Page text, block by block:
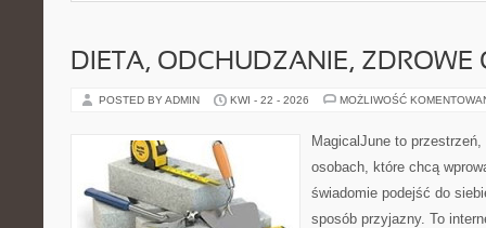
DIETA, ODCHUDZANIE, ZDROWE
POSTED BY ADMIN KWI - 22 - 2026 MOŻLIWOŚĆ
MagicalJune to
osobach, które chcą
świadomie podejść do
sposób przyjazny. To